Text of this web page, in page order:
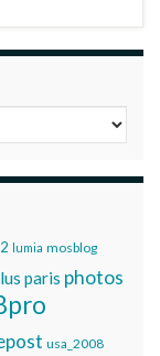
lumia mosblog
paris photos
usa_2008